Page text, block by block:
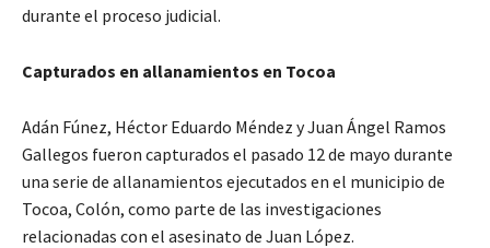
durante el proceso judicial.
Capturados en allanamientos en Tocoa
Adán Fúnez, Héctor Eduardo Méndez y Juan Ángel Ramos
Gallegos fueron capturados el pasado 12 de mayo durante
una serie de allanamientos ejecutados en el municipio de
Tocoa, Colón, como parte de las investigaciones
relacionadas con el asesinato de Juan López.